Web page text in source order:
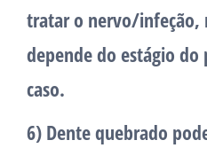
tratar o nervo/infeção,
depende do estágio do
caso.
6) Dente quebrado